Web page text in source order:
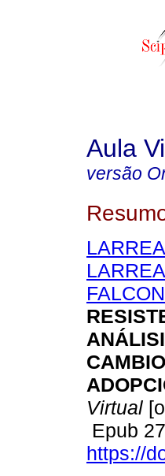
Aula
versão
Virtual
Epub
https://